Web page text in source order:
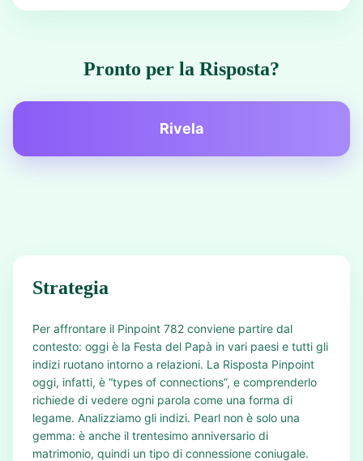
Pronto per la Risposta?
Rivela
Strategia
Per affrontare il Pinpoint 782 conviene partire dal
contesto: oggi è la Festa del Papà in vari paesi e tutti gli
indizi ruotano intorno a relazioni. La Risposta Pinpoint
oggi, infatti, è “types of connections”, e comprenderlo
richiede di vedere ogni parola come una forma di
legame. Analizziamo gli indizi. Pearl non è solo una
gemma: è anche il trentesimo anniversario di
matrimonio, quindi un tipo di connessione coniugale.